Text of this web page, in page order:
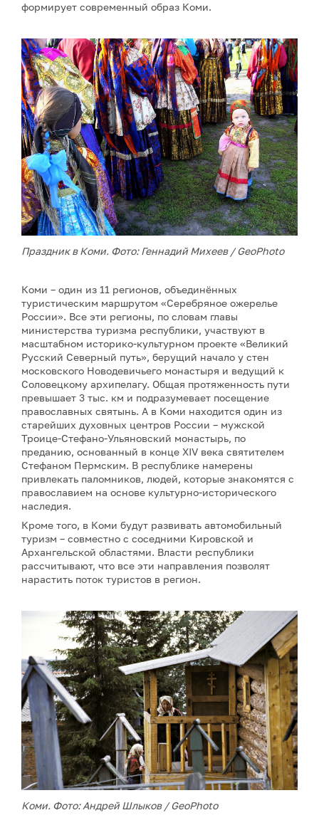
формирует современный образ Коми.
Праздник в Коми. Фото: Геннадий Михеев / GeoPhoto
Коми – один из 11 регионов, объединённых
туристическим маршрутом «Серебряное ожерелье
России». Все эти регионы, по словам главы
министерства туризма республики, участвуют в
масштабном историко-культурном проекте «Великий
Русский Северный путь», берущий начало у стен
московского Новодевичьего монастыря и ведущий к
Соловецкому архипелагу. Общая протяженность пути
превышает 3 тыс. км и подразумевает посещение
православных святынь. А в Коми находится один из
старейших духовных центров России – мужской
Троице-Стефано-Ульяновский монастырь, по
преданию, основанный в конце XIV века святителем
Стефаном Пермским. В республике намерены
привлекать паломников, людей, которые знакомятся с
православием на основе культурно-исторического
наследия.
Кроме того, в Коми будут развивать автомобильный
туризм – совместно с соседними Кировской и
Архангельской областями. Власти республики
рассчитывают, что все эти направления позволят
нарастить поток туристов в регион.
Коми. Фото: Андрей Шлыков / GeoPhoto